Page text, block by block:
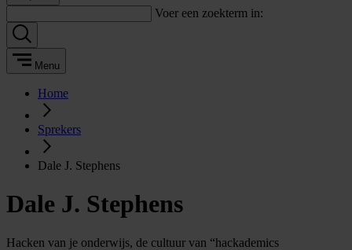
Voer een zoekterm in:
Menu
Home
Sprekers
Dale J. Stephens
Dale J. Stephens
Hacken van je onderwijs, de cultuur van “hackademics